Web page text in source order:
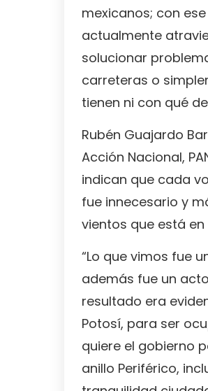
mexicanos; con
actualmente
solucionar
carreteras o
tienen ni con qué
Rubén Guajardo
Acción Nacional,
indican que cada
fue innecesario y
vientos que está
“Lo que vimos fue
además fue un
resultado era
Potosí, para ser
quiere el gobierno
anillo Periférico,